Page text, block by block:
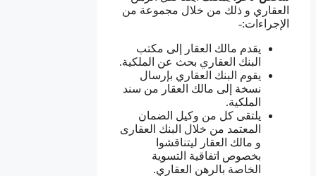
العقاري و ذلك من خلال مجموعة من
الإجراءات:-
يقدم مالك العقار إلى مكتب
البنك العقاري بحث عن الملكية.
يقوم البنك العقاري بإرسال
نسخة إلى مالك العقار من سند
الملكية.
يلتقى كل من وكيل الضمان
المعتمد من خلال البنك العقارى
و مالك العقار ليتناقشوا
بخصوص اتفاقية التسوية
الخاصة بالرهن العقاري.